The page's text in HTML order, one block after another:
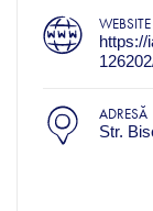
WEBSITE
https://
ADRESĂ
Str.